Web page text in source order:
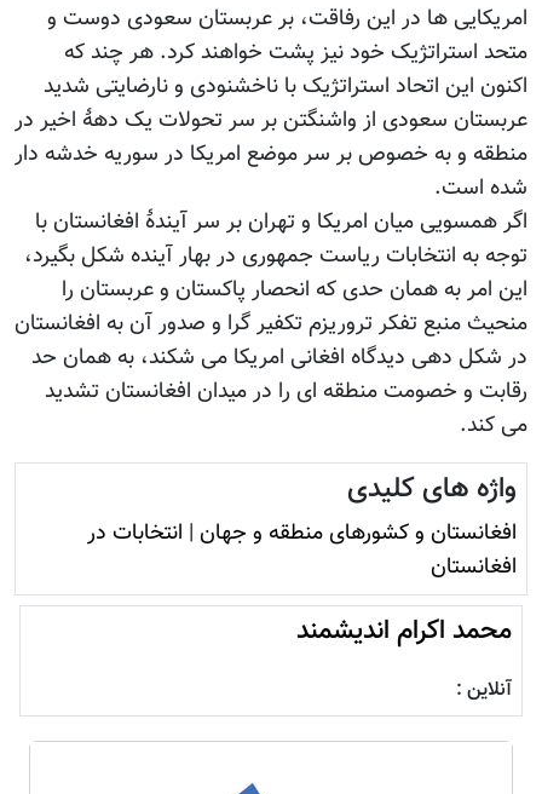
امریکایی ها در این رفاقت، بر عربستان سعودی دوست و
متحد استراتژیک خود نیز پشت خواهند کرد. هر چند که
اکنون این اتحاد استراتژیک با ناخشنودی و نارضایتی شدید
عربستان سعودی از واشنگتن بر سر تحولات یک دهۀ اخیر در
منطقه و به خصوص بر سر موضع امریکا در سوریه خدشه دار
شده است.
اگر همسویی میان امریکا و تهران بر سر آیندۀ افغانستان با
توجه به انتخابات ریاست جمهوری در بهار آینده شکل بگیرد،
این امر به همان حدی که انحصار پاکستان و عربستان را
منحیث منبع تفکر تروریزم تکفیر گرا و صدور آن به افغانستان
در شکل دهی دیدگاه افغانی امریکا می شکند، به همان حد
رقابت و خصومت منطقه ای را در میدان افغانستان تشدید
می کند.
واژه های کلیدی
افغانستان و کشورهای منطقه و جهان | انتخابات در
افغانستان
محمد اکرام اندیشمند
آنلاین :